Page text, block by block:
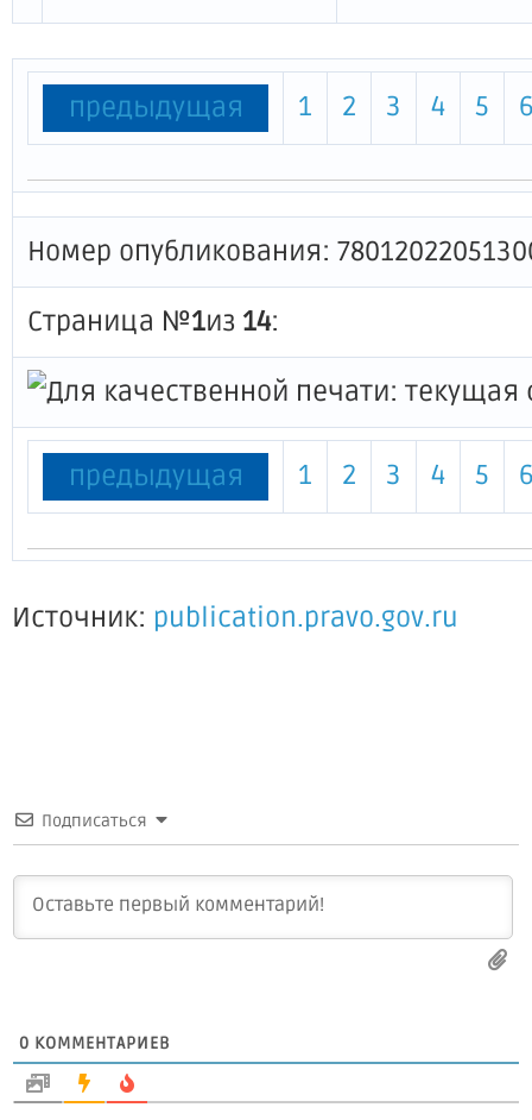
предыдущая 1 2 3 4 5
Номер опубликования:
Страница №1из 14:
предыдущая 1 2 3 4 5
Источник: publication.pravo.gov.ru
Подписаться
0 КОММЕНТАРИЕВ